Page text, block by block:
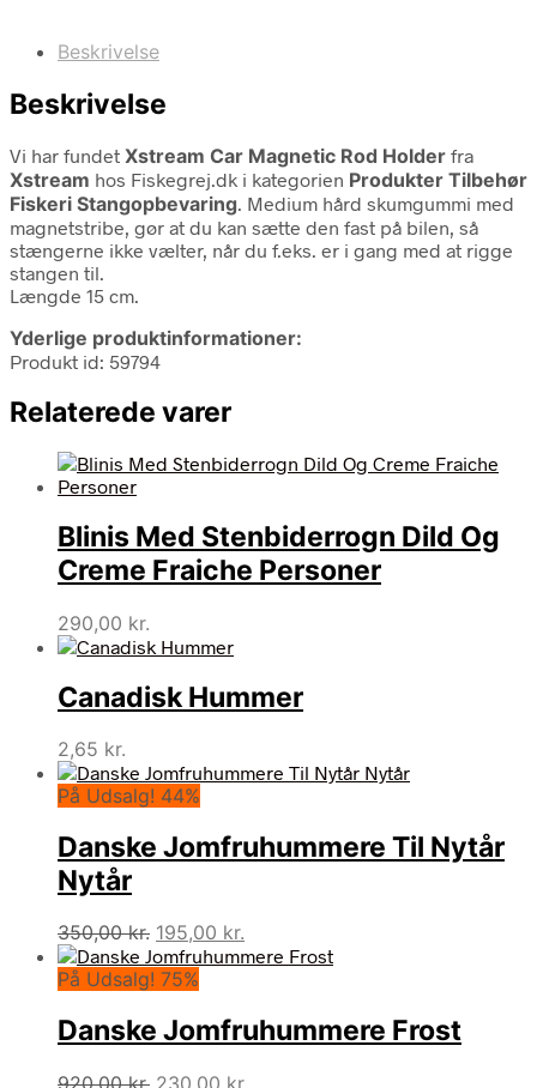
Beskrivelse
Beskrivelse
Vi har fundet Xstream Car Magnetic Rod Holder fra
Xstream hos Fiskegrej.dk i kategorien Produkter Tilbehør
Fiskeri Stangopbevaring. Medium hård skumgummi med
magnetstribe, gør at du kan sætte den fast på bilen, så
stængerne ikke vælter, når du f.eks. er i gang med at rigge
stangen til.
Længde 15 cm.
Yderlige produktinformationer:
Produkt id: 59794
Relaterede varer
Blinis Med Stenbiderrogn Dild Og
Creme Fraiche Personer
290,00 kr.
Canadisk Hummer
2,65 kr.
På Udsalg! 44%
Danske Jomfruhummere Til Nytår
Nytår
350,00kr. Den
oprindelige
pris
350,00 kr..
195,00 kr.
aktuelle
195,00 kr..
På Udsalg! 75%
Danske Jomfruhummere Frost
920,00kr. Den
230,00 kr.